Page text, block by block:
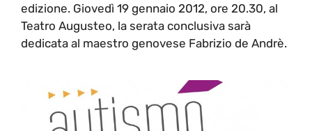
edizione. Giovedì 19 gennaio 2012, ore 20.30, al
Teatro Augusteo, la serata conclusiva sarà
dedicata al maestro genovese Fabrizio de Andrè.